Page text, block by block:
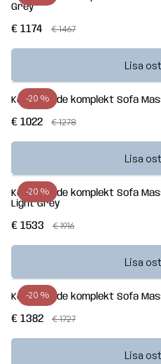
Grey
€ 1174 € 1467
Lisa
-20 %
Kott-toolide komplekt Sofa
€ 1022 € 1278
Lisa
-20 %
Kott-toolide komplekt Sofa
Light Grey
€ 1533 € 1916
Lisa
-20 %
Kott-toolide komplekt Sofa
€ 1382 € 1727
Lisa